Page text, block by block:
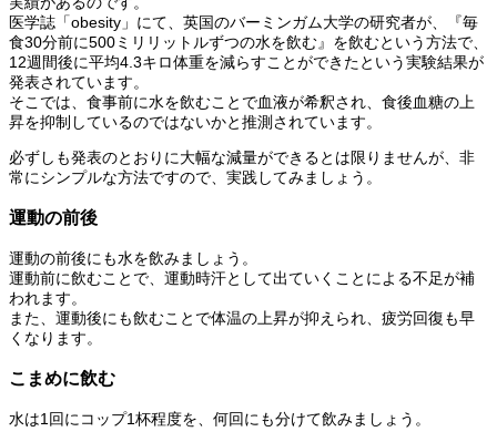
医学誌「obesity」にて、英国のバーミンガム大学の研究者が、『毎
食30分前に500ミリリットルずつの水を飲む』を飲むという方法で、
12週間後に平均4.3キロ体重を減らすことができたという実験結果が
発表されています。
そこでは、食事前に水を飲むことで血液が希釈され、食後血糖の上
昇を抑制しているのではないかと推測されています。
必ずしも発表のとおりに大幅な減量ができるとは限りませんが、非
常にシンプルな方法ですので、実践してみましょう。
運動の前後
運動の前後にも水を飲みましょう。
運動前に飲むことで、運動時汗として出ていくことによる不足が補
われます。
また、運動後にも飲むことで体温の上昇が抑えられ、疲労回復も早
くなります。
こまめに飲む
水は1回にコップ1杯程度を、何回にも分けて飲みましょう。